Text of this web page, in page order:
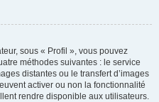
sous « Profil », vous pouvez
méthodes suivantes : le service
distantes ou le transfert d’images
activer ou non la fonctionnalité
rendre disponible aux utilisateurs.